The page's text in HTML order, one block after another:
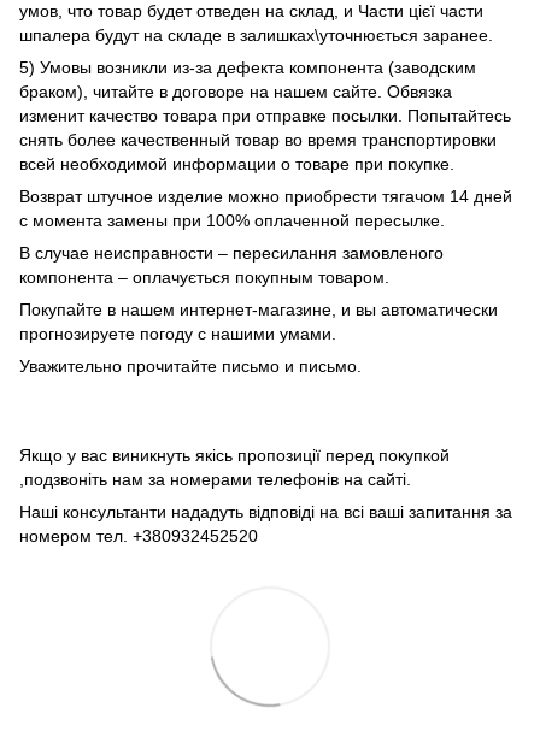
умов, что товар будет отведен на склад, и Части цієї части
шпалера будут на складе в залишках\уточнюється заранее.
5) Умовы возникли из-за дефекта компонента (заводским
браком), читайте в договоре на нашем сайте. Обвязка
изменит качество товара при отправке посылки. Попытайтесь
снять более качественный товар во время транспортировки
всей необходимой информации о товаре при покупке.
Возврат штучное изделие можно приобрести тягачом 14 дней
с момента замены при 100% оплаченной пересылке.
В случае неисправности – пересилання замовленого
компонента – оплачується покупным товаром.
Покупайте в нашем интернет-магазине, и вы автоматически
прогнозируете погоду с нашими умами.
Уважительно прочитайте письмо и письмо.
Якщо у вас виникнуть якісь пропозиції перед покупкой
,подзвоніть нам за номерами телефонів на сайті.
Наші консультанти нададуть відповіді на всі ваші запитання за
номером тел. +380932452520